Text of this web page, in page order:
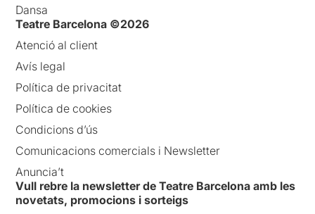
Dansa
Teatre Barcelona ©2026
Atenció al client
Avís legal
Política de privacitat
Política de cookies
Condicions d’ús
Comunicacions comercials i Newsletter
Anuncia’t
Vull rebre la newsletter de Teatre Barcelona amb les
novetats, promocions i sorteigs